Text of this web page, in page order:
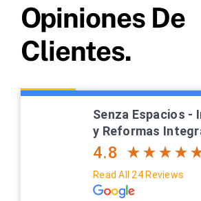
Opiniones De
Clientes.
Senza Espacios -
y Reformas
4.8
Read All 24 Reviews